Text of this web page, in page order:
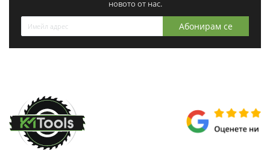
новото от нас.
Абонирам се